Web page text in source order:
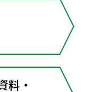
料・